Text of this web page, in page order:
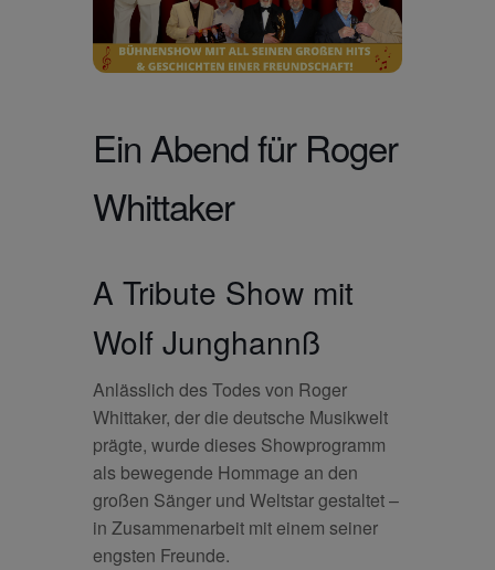
Ein Abend für Roger
Whittaker
A Tribute Show mit
Wolf Junghannß
Anlässlich des Todes von Roger
Whittaker, der die deutsche Musikwelt
prägte, wurde dieses Showprogramm
als bewegende Hommage an den
großen Sänger und Weltstar gestaltet –
in Zusammenarbeit mit einem seiner
engsten Freunde.